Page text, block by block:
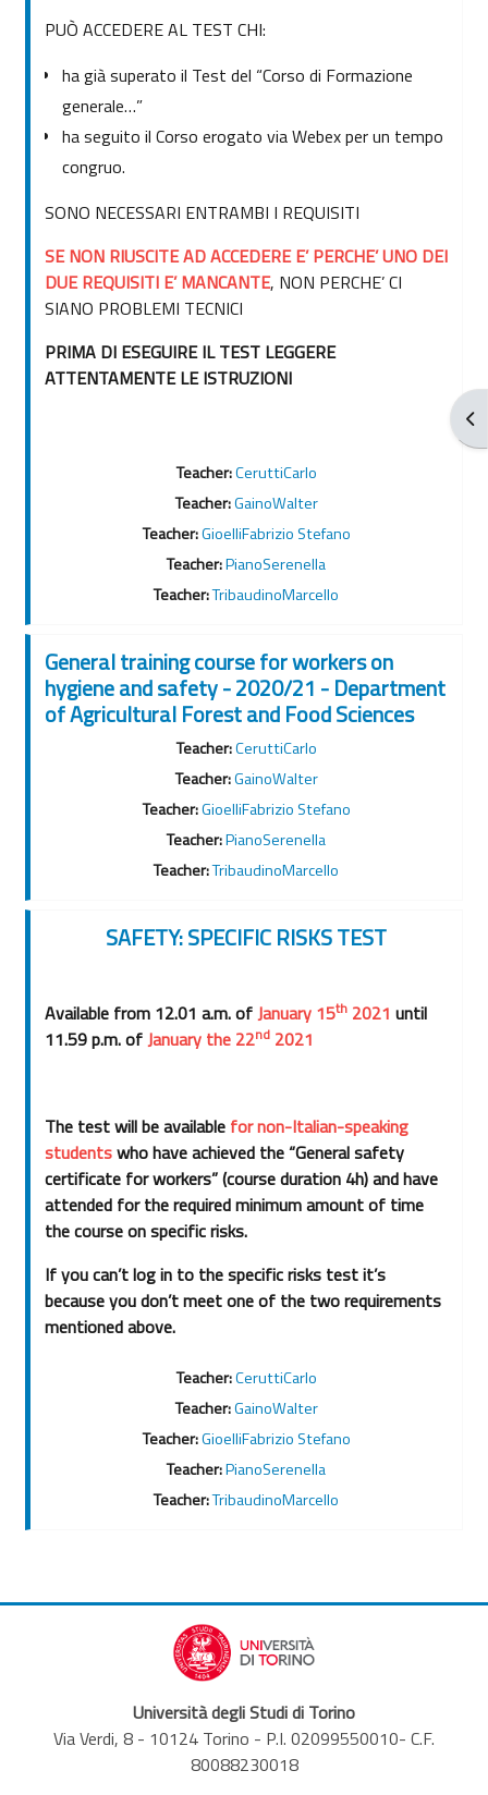
打
PUÒ ACCEDERE AL TEST CHI:
ha già superato il Test del “Corso di Formazione
generale…”
ha seguito il Corso erogato via Webex per un tempo
congruo.
SONO NECESSARI ENTRAMBI I REQUISITI
SE NON RIUSCITE AD ACCEDERE E’ PERCHE’ UNO DEI
DUE REQUISITI E’ MANCANTE, NON PERCHE’ CI
SIANO PROBLEMI TECNICI
PRIMA DI ESEGUIRE IL TEST LEGGERE
ATTENTAMENTE LE ISTRUZIONI
Teacher:CeruttiCarlo
Teacher:GainoWalter
Teacher:GioelliFabrizio Stefano
Teacher:PianoSerenella
Teacher:TribaudinoMarcello
General training course for workers on
hygiene and safety - 2020/21 - Department
of Agricultural Forest and Food Sciences
Teacher:CeruttiCarlo
Teacher:GainoWalter
Teacher:GioelliFabrizio Stefano
Teacher:PianoSerenella
Teacher:TribaudinoMarcello
SAFETY: SPECIFIC RISKS TEST
Available from 12.01 a.m. of January 15th 2021 until
11.59 p.m. of January the 22nd 2021
The test will be available for non-Italian-speaking
studentswho have achieved the “General safety
certificate for workers” (course duration 4h) and have
attended for the required minimum amount of time
the course on specific risks.
If you can’t log in to the specific risks test it’s
because you don’t meet one of the two requirements
mentioned above.
Teacher:CeruttiCarlo
Teacher:GainoWalter
Teacher:GioelliFabrizio Stefano
Teacher:PianoSerenella
Teacher:TribaudinoMarcello
Università degli Studi di Torino
Via Verdi, 8 - 10124 Torino - P.I. 02099550010- C.F.
80088230018